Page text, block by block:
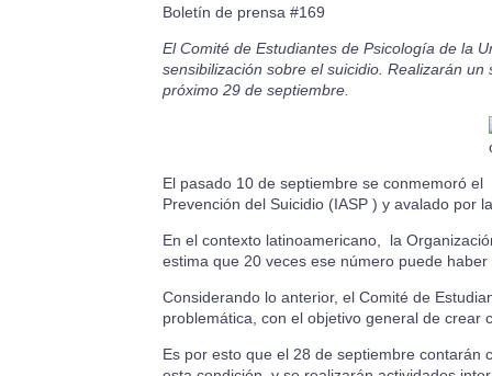
Boletín de prensa #169
El Comité de Estudiantes de Psicología de la
sensibilización sobre el suicidio. Realizarán
próximo 29 de septiembre.
El pasado 10 de septiembre se conmemoró
Prevención del Suicidio (IASP ) y avalado por
En el contexto latinoamericano, la
estima que 20 veces ese número puede
Considerando lo anterior, el Comité de
problemática, con el objetivo general de
Es por esto que el 28 de septiembre contarán